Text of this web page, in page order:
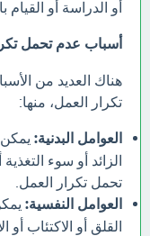
أو الدراسة أو القيام
أسباب عدم تحمل
هناك العديد من
تكرار العمل، منها:
العوامل البدنية: يمكن
الزائد أو سوء
تحمل تكرار العمل.
العوامل النفسية:
القلق أو الاكتئاب أو